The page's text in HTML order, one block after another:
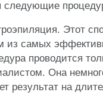
следующие
Этот
из самых
проводится
Она
результат на